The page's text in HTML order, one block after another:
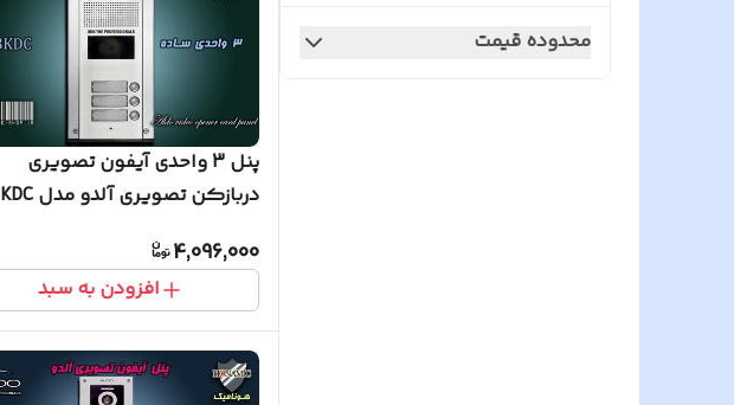
محدوده قیمت
پنل 3 واحدی آیفون تصویری
دربازکن تصویری آلدو مدل KDC
4,096,000
افزودن به سبد